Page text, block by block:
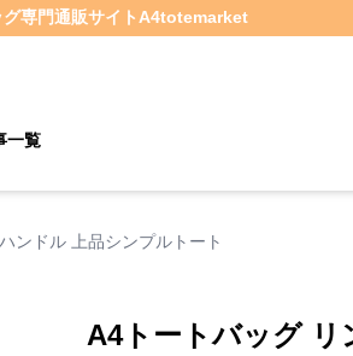
グ専門通販サイト A4totemarket
一覧
ンドル 上品シンプルトート
A4トートバッグ リ